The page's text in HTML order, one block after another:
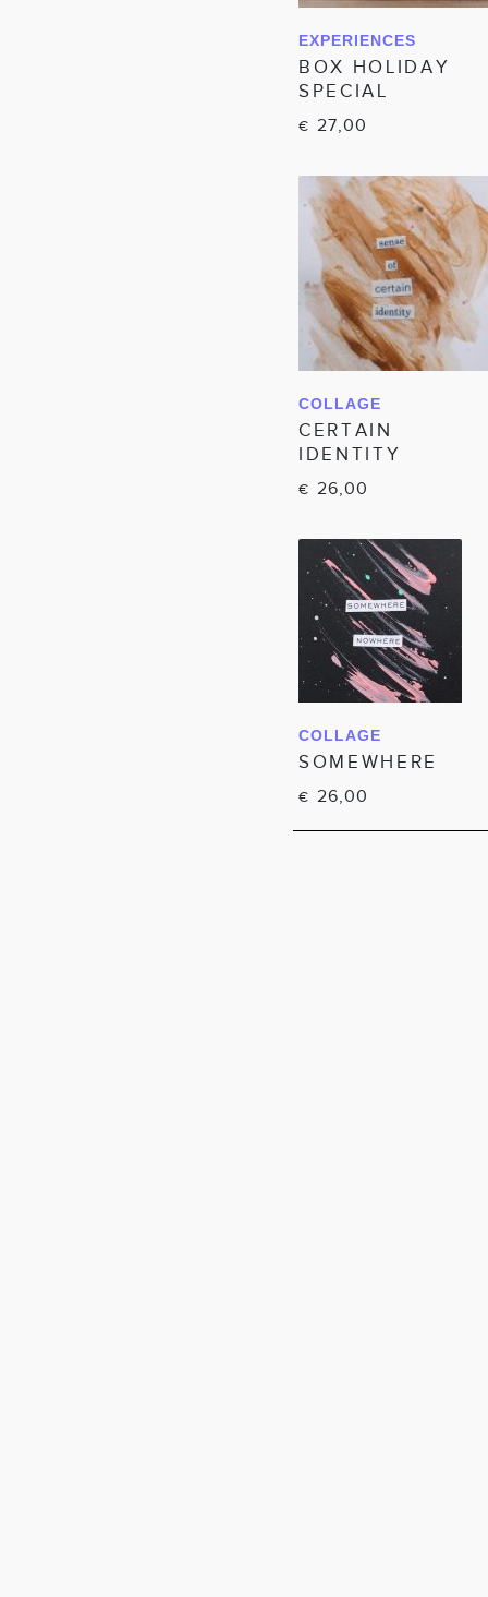
IN WINKELWAGEN
EXPERIENCES
BOX HOLIDAY
SPECIAL
€ 27,00
IN WINKELWAGEN
COLLAGE
CERTAIN
IDENTITY
€ 26,00
IN WINKELWAGEN
COLLAGE
SOMEWHERE
€ 26,00